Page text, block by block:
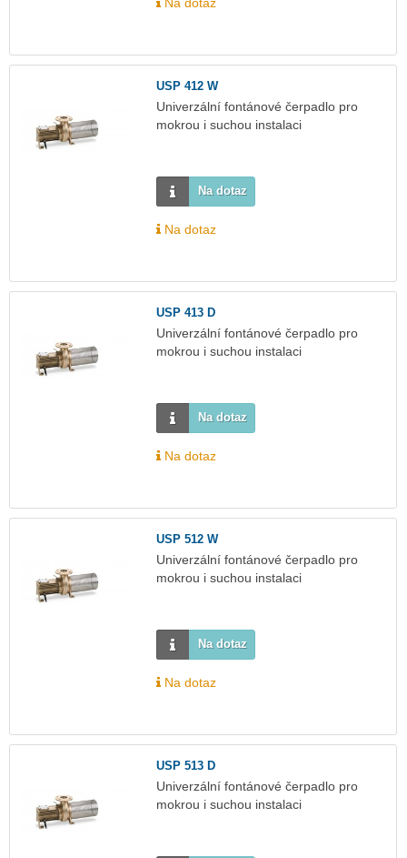
USP 412 W
Univerzální fontánové čerpadlo pro
mokrou i suchou instalaci
Na dotaz
Na dotaz
USP 413 D
Univerzální fontánové čerpadlo pro
mokrou i suchou instalaci
Na dotaz
Na dotaz
USP 512 W
Univerzální fontánové čerpadlo pro
mokrou i suchou instalaci
Na dotaz
Na dotaz
USP 513 D
Univerzální fontánové čerpadlo pro
mokrou i suchou instalaci